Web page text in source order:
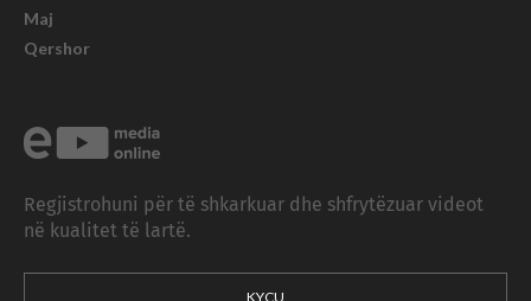
Maj
Qershor
Regjistrohuni për të shkarkuar dhe shfrytëzuar videot
në kualitet të lartë.
KYÇU